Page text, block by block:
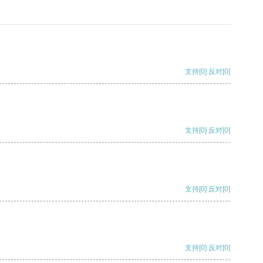
支持[0] 反对[0]
支持[0] 反对[0]
支持[0] 反对[0]
支持[0] 反对[0]